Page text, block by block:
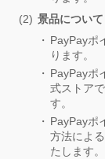
景品について
PayPayポ
ります。
PayPayポ
式ストア
す。
PayPayポ
方法によ
たします